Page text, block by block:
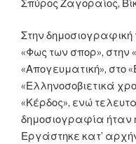
Σπύρος Ζαγοραίος,
Στην
«Φως των σπορ», στην
«Απογευματική», στο
«Ελληνοσοβιετικά
«Κέρδος», ενώ
δημοσιογραφία ήταν
Εργάστηκε κατ’